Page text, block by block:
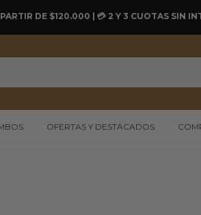
DE $120.000 | 💳 2 Y 3 CUOTAS SIN
OFERTAS Y DESTACADOS